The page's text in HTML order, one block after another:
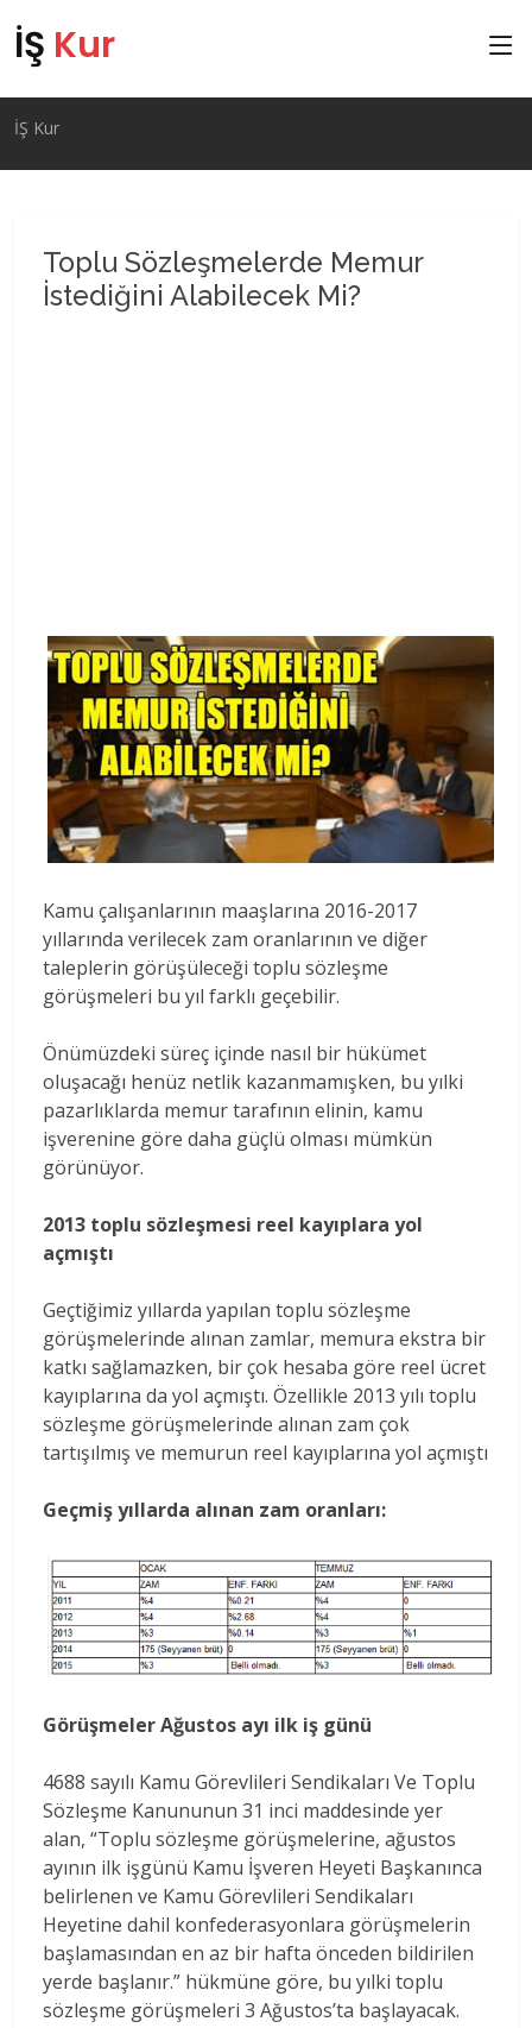
İŞ Kur
İŞ Kur
Toplu Sözleşmelerde Memur
İstediğini Alabilecek Mi?
Kamu çalışanlarının maaşlarına 2016-2017
yıllarında verilecek zam oranlarının ve diğer
taleplerin görüşüleceği toplu sözleşme
görüşmeleri bu yıl farklı geçebilir.
Önümüzdeki süreç içinde nasıl bir hükümet
oluşacağı henüz netlik kazanmamışken, bu yılki
pazarlıklarda memur tarafının elinin, kamu
işverenine göre daha güçlü olması mümkün
görünüyor.
2013 toplu sözleşmesi reel kayıplara yol
açmıştı
Geçtiğimiz yıllarda yapılan toplu sözleşme
görüşmelerinde alınan zamlar, memura ekstra bir
katkı sağlamazken, bir çok hesaba göre reel ücret
kayıplarına da yol açmıştı. Özellikle 2013 yılı toplu
sözleşme görüşmelerinde alınan zam çok
tartışılmış ve memurun reel kayıplarına yol açmıştı
Geçmiş yıllarda alınan zam oranları:
Görüşmeler Ağustos ayı ilk iş günü
4688 sayılı Kamu Görevlileri Sendikaları Ve Toplu
Sözleşme Kanununun 31 inci maddesinde yer
alan, “Toplu sözleşme görüşmelerine, ağustos
ayının ilk işgünü Kamu İşveren Heyeti Başkanınca
belirlenen ve Kamu Görevlileri Sendikaları
Heyetine dahil konfederasyonlara görüşmelerin
başlamasından en az bir hafta önceden bildirilen
yerde başlanır.” hükmüne göre, bu yılki toplu
sözleşme görüşmeleri 3 Ağustos’ta başlayacak.